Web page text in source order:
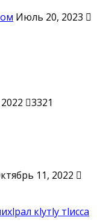
Июль 20, 2023
3321
11, 2022